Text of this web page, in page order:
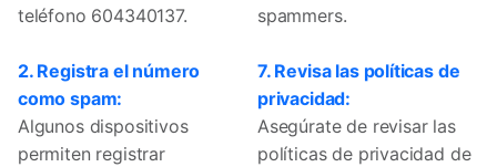
teléfono 604340137.
2. Registra el número
como spam:
Algunos dispositivos
permiten registrar
spammers.
7. Revisa las políticas de
privacidad:
Asegúrate de revisar las
políticas de privacidad de